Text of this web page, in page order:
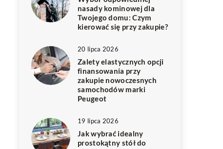
nasady kominowej dla
Twojego domu: Czym
kierować się przy zakupie?
20 lipca 2026
Zalety elastycznych opcji
finansowania przy
zakupie nowoczesnych
samochodów marki
Peugeot
19 lipca 2026
Jak wybrać idealny
prostokątny stół do